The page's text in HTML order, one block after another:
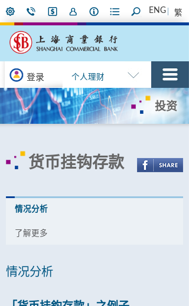
ENG 繁
登录 个人理财
投资
货币挂钩存款
情况分析
了解更多
情况分析